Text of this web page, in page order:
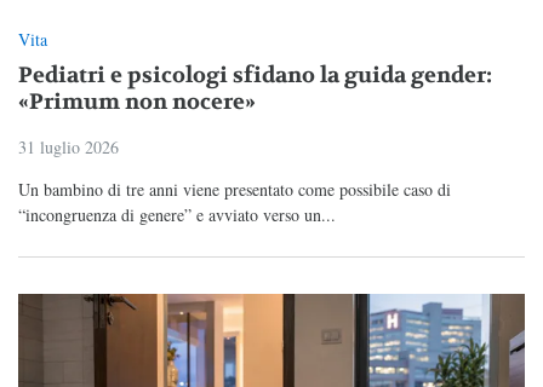
Vita
Pediatri e psicologi sfidano la guida gender:
«Primum non nocere»
31 luglio 2026
Un bambino di tre anni viene presentato come possibile caso di
“incongruenza di genere” e avviato verso un...